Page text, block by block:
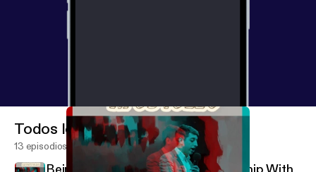
Todos los episodios
13 episodios